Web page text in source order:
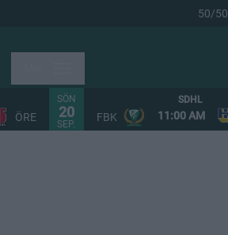
50/50
ÖRE
SÖN
20
SEP.
SDHL
FBK 11:00 AM